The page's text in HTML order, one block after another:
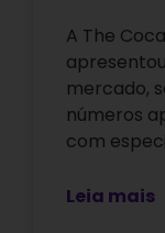
A The
mercado,
números
com
Leia mais